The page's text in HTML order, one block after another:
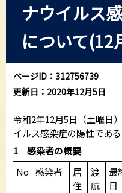
ナウイルス
について(12
ページID：312756739
更新日：2020年12月5日
令和2年12月5日（土曜日
イルス感染症の陽性であ
1 感染者の概要
No 感染者
居
住
渡
航
最
日